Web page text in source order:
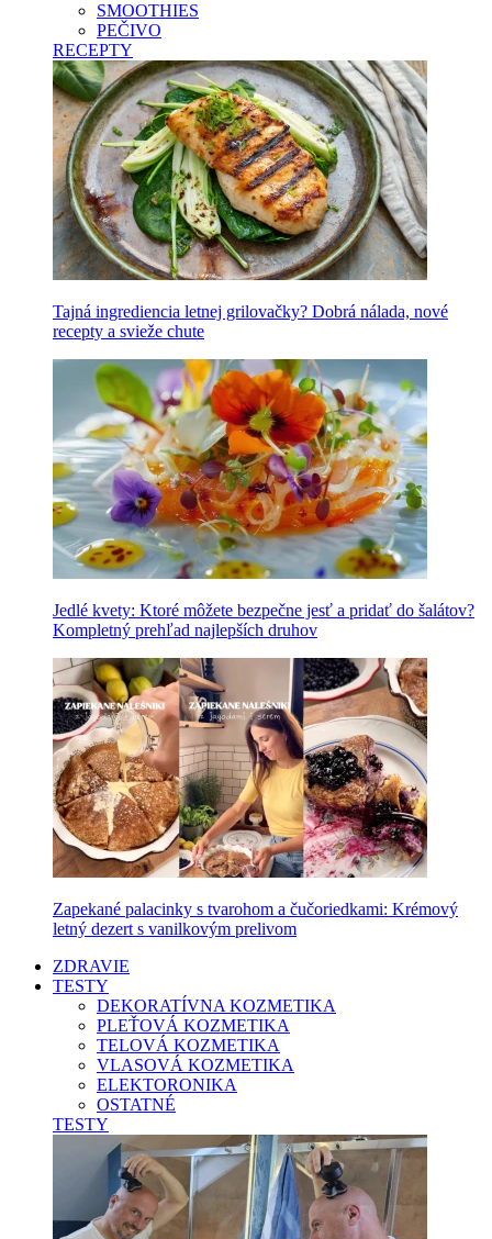
SMOOTHIES
PEČIVO
RECEPTY
Tajná ingrediencia letnej grilovačky? Dobrá nálada, nové
recepty a svieže chute
Jedlé kvety: Ktoré môžete bezpečne jesť a pridať do šalátov?
Kompletný prehľad najlepších druhov
Zapekané palacinky s tvarohom a čučoriedkami: Krémový
letný dezert s vanilkovým prelivom
ZDRAVIE
TESTY
DEKORATÍVNA KOZMETIKA
PLEŤOVÁ KOZMETIKA
TELOVÁ KOZMETIKA
VLASOVÁ KOZMETIKA
ELEKTORONIKA
OSTATNÉ
TESTY